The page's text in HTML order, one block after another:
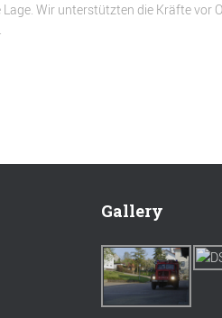
Wir unterstützten die Kräfte vor
Gallery